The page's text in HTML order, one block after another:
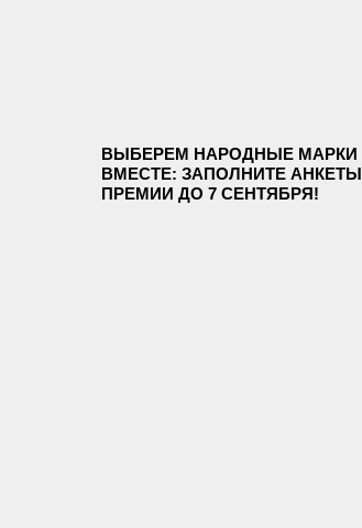
ВЫБЕРЕМ НАРОДНЫЕ МАРКИ
ВМЕСТЕ: ЗАПОЛНИТЕ АНКЕТЫ
ПРЕМИИ ДО 7 СЕНТЯБРЯ!